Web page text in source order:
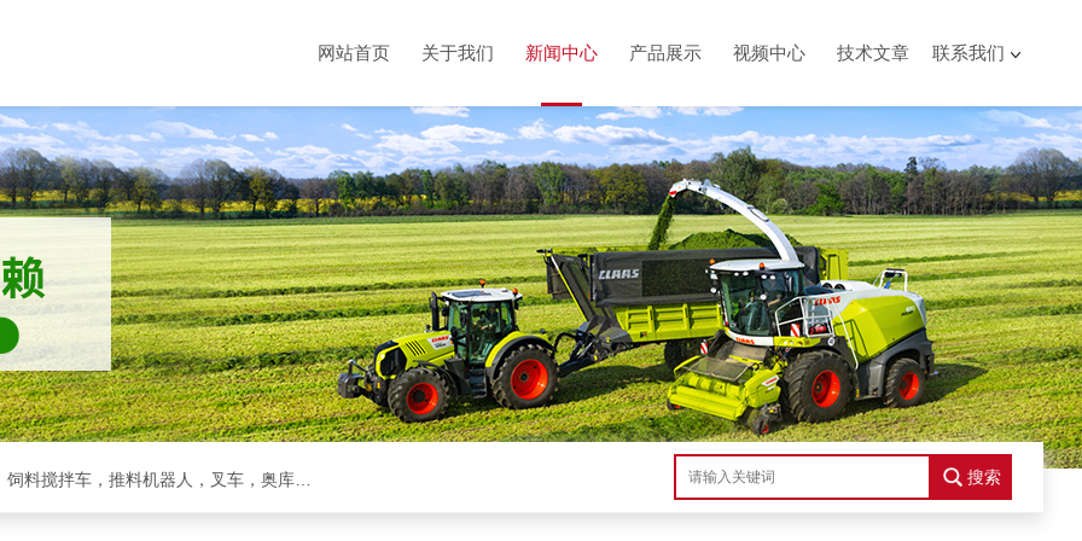
网站首页 关于我们 新闻中心 产品展示 视频中心 技术文章 联系我们
克拉斯全系，收割机，青储机，拖拉机，方包裹包机，饲料搅拌车，推料机器人，叉车，奥库裹包机 搜索